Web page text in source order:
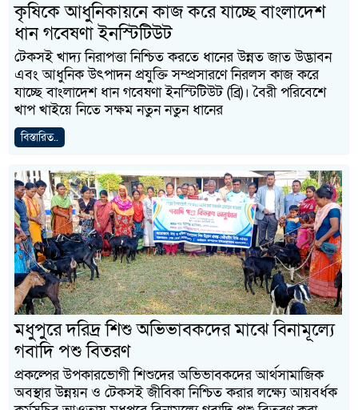
কৃষিকে আধুনিকায়নে কাজ করে যাচ্ছে বাংলাদেশ
ধান গবেষণা ইনস্টিটিউট
টেকসই খাদ্য নিরাপত্তা নিশ্চিত করতে ধানের উন্নত জাত উদ্ভাবন
এবং আধুনিক উৎপাদন প্রযুক্তি সম্প্রসারণে নিরলস কাজ করে
যাচ্ছে বাংলাদেশ ধান গবেষণা ইনস্টিটিউট (ব্রি)। বৈরী পরিবেশে
খাপ খাইয়ে নিতে সক্ষম নতুন নতুন ধানের
বিস্তারিত..
মধুপুরে দরিদ্র শিশু অভিভাবকদের মাঝে বিনামূল্যে
গবাদি পশু বিতরণ
প্রকল্পের উপকারভোগী শিশুদের অভিভাবকদের আর্থসামাজিক
অবস্থার উন্নয়ন ও টেকসই জীবিকা নিশ্চিত করার লক্ষ্যে আয়বর্ধক